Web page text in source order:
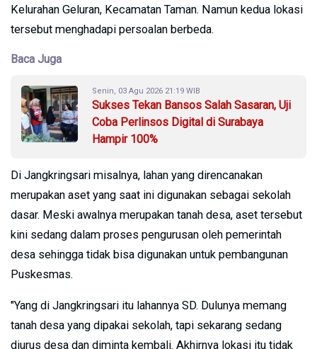
Kelurahan Geluran, Kecamatan Taman. Namun kedua lokasi
tersebut menghadapi persoalan berbeda.
Baca Juga
Senin, 03 Agu 2026 21:19 WIB
Sukses Tekan Bansos Salah Sasaran, Uji
Coba Perlinsos Digital di Surabaya
Hampir 100%
Di Jangkringsari misalnya, lahan yang direncanakan
merupakan aset yang saat ini digunakan sebagai sekolah
dasar. Meski awalnya merupakan tanah desa, aset tersebut
kini sedang dalam proses pengurusan oleh pemerintah
desa sehingga tidak bisa digunakan untuk pembangunan
Puskesmas.
"Yang di Jangkringsari itu lahannya SD. Dulunya memang
tanah desa yang dipakai sekolah, tapi sekarang sedang
diurus desa dan diminta kembali. Akhirnya lokasi itu tidak